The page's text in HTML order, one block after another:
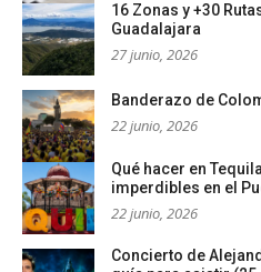
16 Zonas y +30
Guadalajara
27 junio, 2026
Banderazo de
22 junio, 2026
Qué hacer en
imperdibles en el
22 junio, 2026
Concierto de